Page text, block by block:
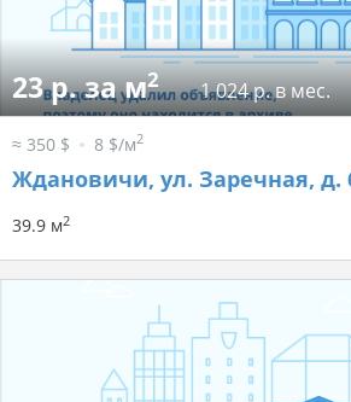
23 р. за м2 1 024 р. в мес.
≈ 350 $ 8 $/м2
Ждановичи, ул. Заречная, д.
39.9 м2